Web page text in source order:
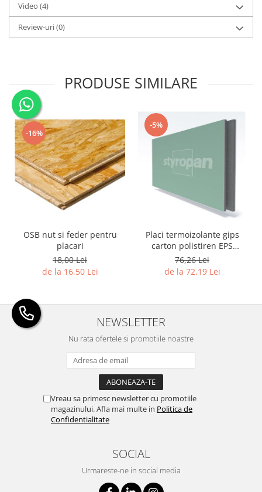
Video (4)
Review-uri(0)
PRODUSE SIMILARE
-16%
OSB nut si feder pentru
placari
18,00 Lei
de la 16,50 Lei
-5%
Placi termoizolante gips
carton polistiren EPS
grafitat NEOPOR
76,26 Lei
de la 72,19 Lei
NEWSLETTER
Nu rata ofertele si promotiile noastre
Vreau sa primesc newsletter cu promotiile
magazinului. Afla mai multe in Politica de
Confidentialitate
SOCIAL
Urmareste-ne in social media